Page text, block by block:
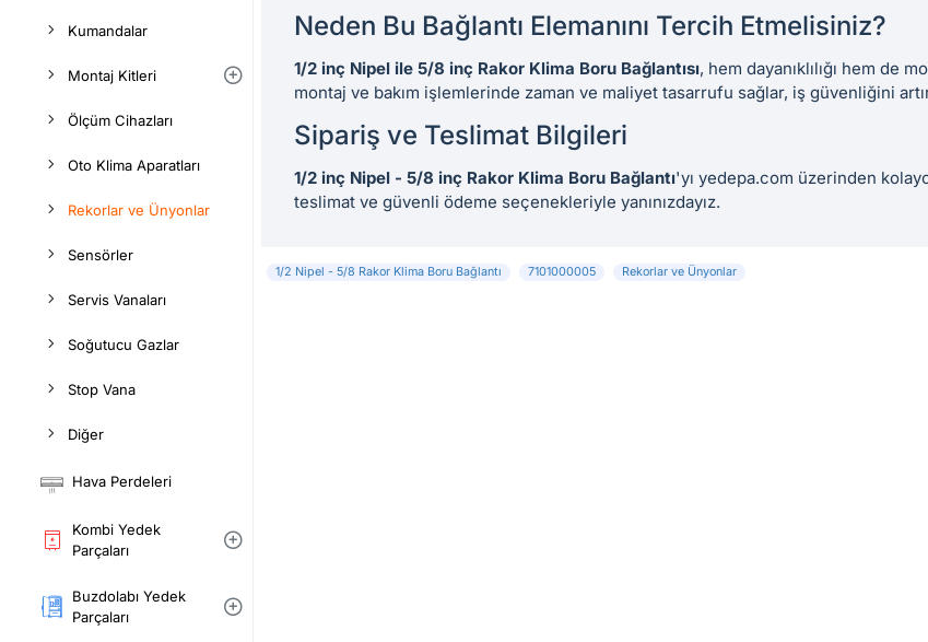
Kumandalar
Montaj Kitleri
Ölçüm Cihazları
Oto Klima Aparatları
Rekorlar ve Ünyonlar
Sensörler
Servis Vanaları
Soğutucu Gazlar
Stop Vana
Diğer
Hava Perdeleri
Kombi Yedek
Parçaları
Buzdolabı Yedek
Parçaları
Neden Bu Bağlantı Elemanını Tercih Etmelisiniz?
1/2 inç Nipel ile 5/8 inç Rakor Klima Boru Bağlantısı, hem dayanıklılığı hem de
montaj ve bakım işlemlerinde zaman ve maliyet tasarrufu sağlar, iş güvenliğini
Sipariş ve Teslimat Bilgileri
1/2 inç Nipel - 5/8 inç Rakor Klima Boru Bağlantı'yı yedepa.com üzerinden
teslimat ve güvenli ödeme seçenekleriyle yanınızdayız.
1/2 Nipel - 5/8 Rakor Klima Boru Bağlantı 7101000005 Rekorlar ve Ünyonlar